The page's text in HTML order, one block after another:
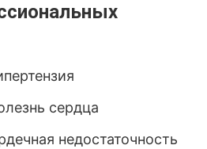
сердца
недостаточность